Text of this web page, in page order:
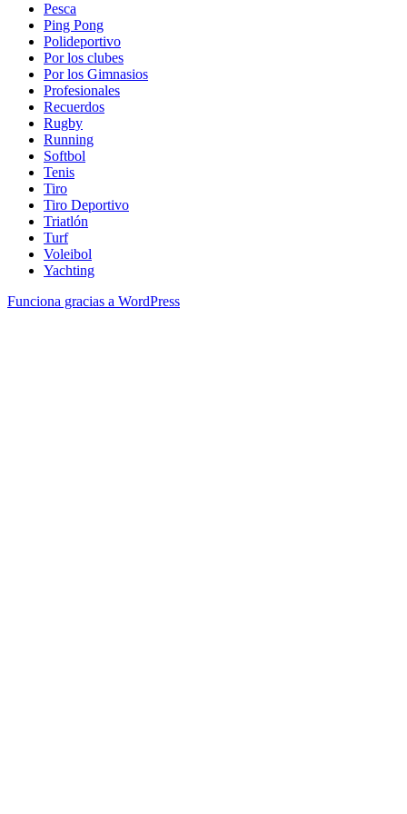
Pesca
Ping Pong
Polideportivo
Por los clubes
Por los Gimnasios
Profesionales
Recuerdos
Rugby
Running
Softbol
Tenis
Tiro
Tiro Deportivo
Triatlón
Turf
Voleibol
Yachting
Funciona gracias a WordPress